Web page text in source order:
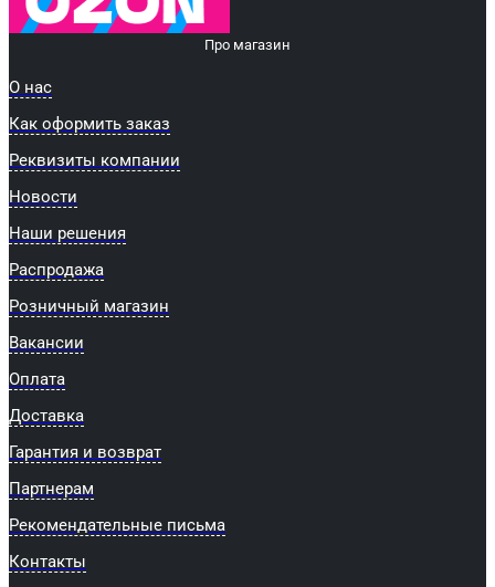
Про магазин
О нас
Как оформить заказ
Реквизиты компании
Новости
Наши решения
Распродажа
Розничный магазин
Вакансии
Оплата
Доставка
Гарантия и возврат
Партнерам
Рекомендательные письма
Контакты